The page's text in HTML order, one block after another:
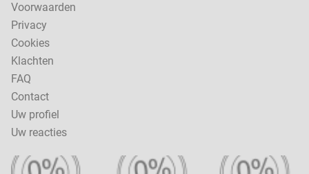
Voorwaarden
Privacy
Cookies
Klachten
FAQ
Contact
Uw profiel
Uw reacties